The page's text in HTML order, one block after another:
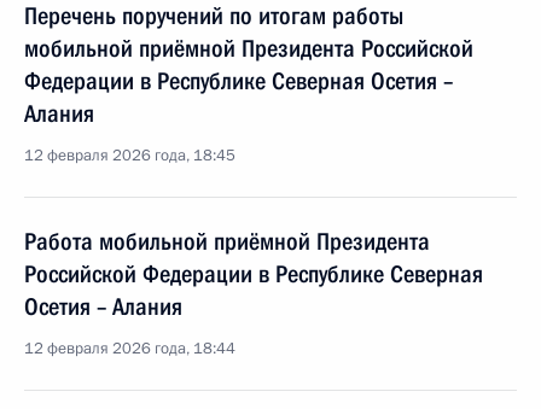
Перечень поручений по итогам работы
мобильной приёмной Президента Российской
Федерации в Республике Северная Осетия –
Алания
12 февраля 2026 года, 18:45
Работа мобильной приёмной Президента
Российской Федерации в Республике Северная
Осетия – Алания
12 февраля 2026 года, 18:44